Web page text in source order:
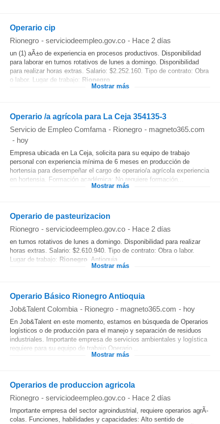
Operario cip
Rionegro - serviciodeempleo.gov.co - Hace 2 días
un (1) aÃ±o de experiencia en procesos productivos. Disponibilidad
para laborar en turnos rotativos de lunes a domingo. Disponibilidad
para realizar horas extras. Salario: $2.252.160. Tipo de contrato: Obra
o labor. Lugar de trabajo: Rionegro
Mostrar más
Operario /a agrícola para La Ceja 354135-3
Servicio de Empleo Comfama - Rionegro - magneto365.com
- hoy
Empresa ubicada en La Ceja, solicita para su equipo de trabajo
personal con experiencia mínima de 6 meses en producción de
hortensia para desempeñar el cargo de operario/a agrícola experiencia
en hortensia. Formación académica: No requiere formación...
Mostrar más
Operario de pasteurizacion
Rionegro - serviciodeempleo.gov.co - Hace 2 días
en turnos rotativos de lunes a domingo. Disponibilidad para realizar
horas extras. Salario: $2.610.940. Tipo de contrato: Obra o labor.
Lugar de trabajo: Rionegro , Antioquia....
Mostrar más
Operario Básico Rionegro Antioquia
Job&Talent Colombia - Rionegro - magneto365.com - hoy
En Job&Talent en este momento, estamos en búsqueda de Operarios
logísticos o de producción para el manejo y separación de residuos
industriales. Importante empresa de servicios ambientales y logística
requiere para su equipo de trabajo Operario...
Mostrar más
Operarios de produccion agricola
Rionegro - serviciodeempleo.gov.co - Hace 2 días
Importante empresa del sector agroindustrial, requiere operarios agrÃ­
colas. Funciones, habilidades y capacidades: Alto sentido de